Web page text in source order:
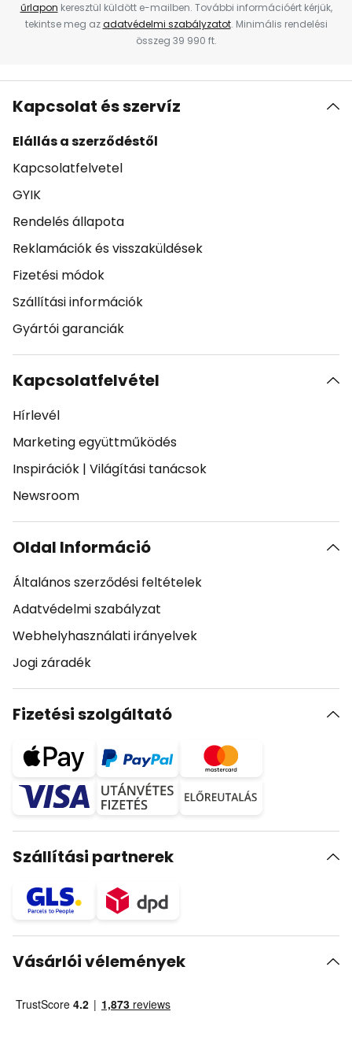
űrlapon keresztül küldött e-mailben. További információért kérjük,
tekintse meg azadatvédelmi szabályzatot. Minimális rendelési
összeg 39 990 ft.
Kapcsolat és szervíz
Elállás a szerződéstől
Kapcsolatfelvetel
GYIK
Rendelés állapota
Reklamációk és visszaküldések
Fizetési módok
Szállítási információk
Gyártói garanciák
Kapcsolatfelvétel
Hírlevél
Marketing együttműködés
Inspirációk | Világítási tanácsok
Newsroom
Oldal Információ
Általános szerződési feltételek
Adatvédelmi szabályzat
Webhelyhasználati irányelvek
Jogi záradék
Fizetési szolgáltató
Szállítási partnerek
Vásárlói vélemények